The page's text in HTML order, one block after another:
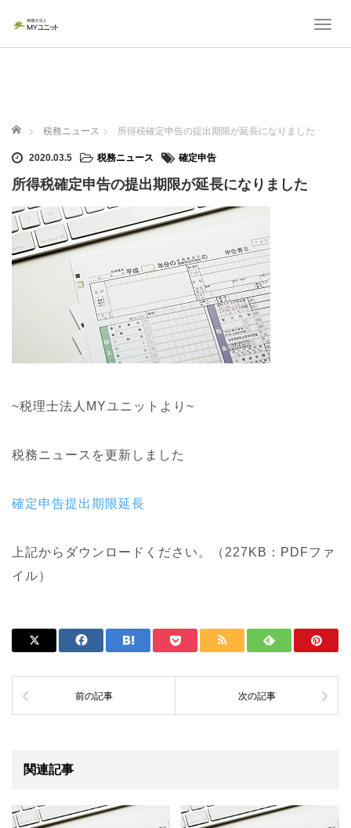
T
ホーム 税務ニュース 所得税確定申告の提出期限が延長になりました
2020.03.5 税務ニュース 確定申告
所得税確定申告の提出期限が延長になりました
~税理士法人MYユニットより~
税務ニュースを更新しました
確定申告提出期限延長
上記からダウンロードください。（227KB：PDFファ
イル）
前の記事 次の記事
関連記事